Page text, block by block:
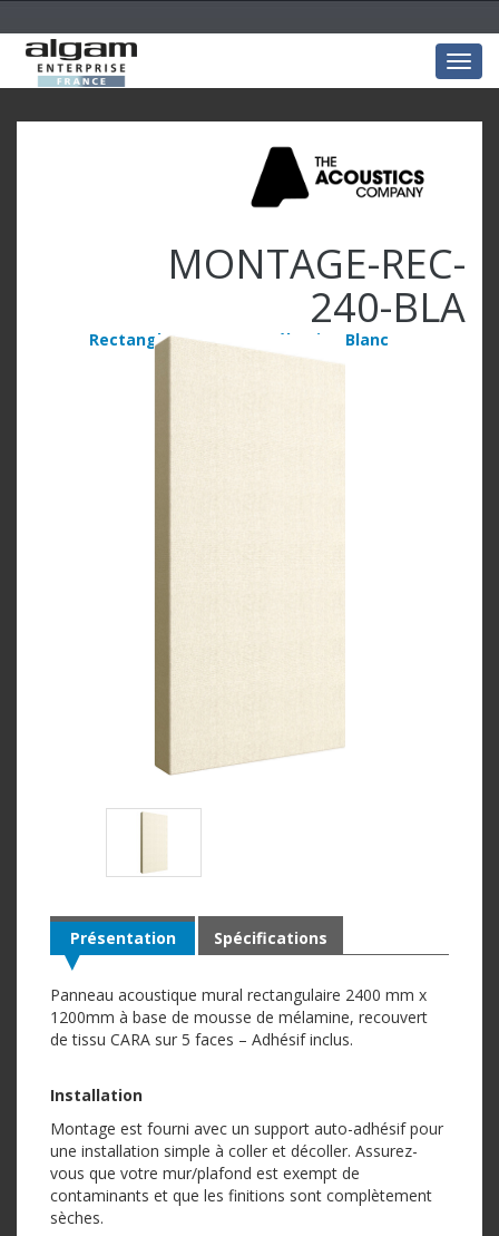
MONTAGE-REC-
240-BLA
Rectangle 240x120x5 mélamine Blanc
Présentation
Panneau acoustique mural rectangulaire 2400 mm x
1200mm à base de mousse de mélamine, recouvert
de tissu CARA sur 5 faces – Adhésif inclus.
Installation
Montage est fourni avec un support auto-adhésif pour
une installation simple à coller et décoller. Assurez-
vous que votre mur/plafond est exempt de
contaminants et que les finitions sont complètement
sèches.
Spécifications